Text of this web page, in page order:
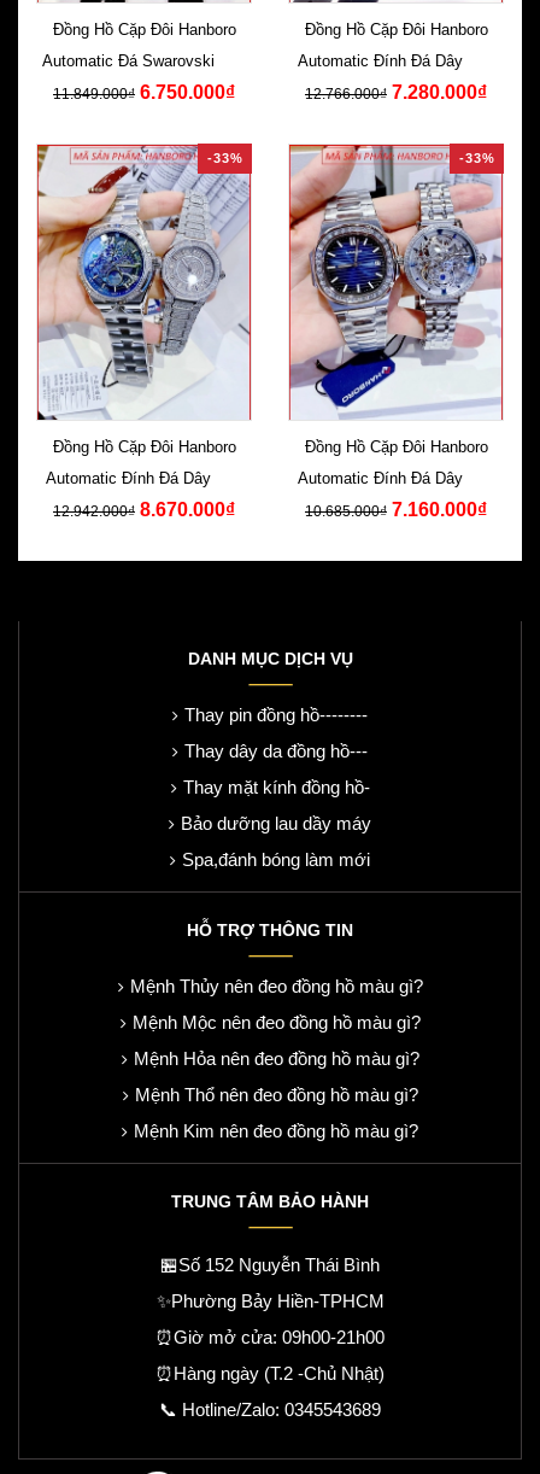
Đồng Hồ Cặp Đôi Hanboro
Automatic Đá Swarovski Dây
Silicone Đen
11.849.000₫ 6.750.000₫
Đồng Hồ Cặp Đôi Hanboro
Automatic Đính Đá Dây Cao
Su Đen
12.766.000₫ 7.280.000₫
-33%
Đồng Hồ Cặp Đôi Hanboro
Automatic Đính Đá Dây Kim
Loại
12.942.000₫ 8.670.000₫
-33%
Đồng Hồ Cặp Đôi Hanboro
Automatic Đính Đá Dây Kim
Loại
10.685.000₫ 7.160.000₫
DANH MỤC DỊCH VỤ
Thay pin đồng hồ--------
Thay dây da đồng hồ---
Thay mặt kính đồng hồ-
Bảo dưỡng lau dầy máy
Spa,đánh bóng làm mới
HỖ TRỢ THÔNG TIN
Mệnh Thủy nên đeo đồng hồ màu gì?
Mệnh Mộc nên đeo đồng hồ màu gì?
Mệnh Hỏa nên đeo đồng hồ màu gì?
Mệnh Thổ nên đeo đồng hồ màu gì?
Mệnh Kim nên đeo đồng hồ màu gì?
TRUNG TÂM BẢO HÀNH
🏪Số 152 Nguyễn Thái Bình
✨Phường Bảy Hiền-TPHCM
⏰Giờ mở cửa: 09h00-21h00
⏰Hàng ngày (T.2 -Chủ Nhật)
📞 Hotline/Zalo: 0345543689